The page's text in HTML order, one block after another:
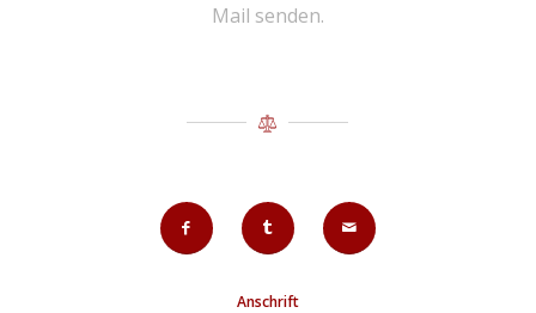
Mail senden.
Anschrift